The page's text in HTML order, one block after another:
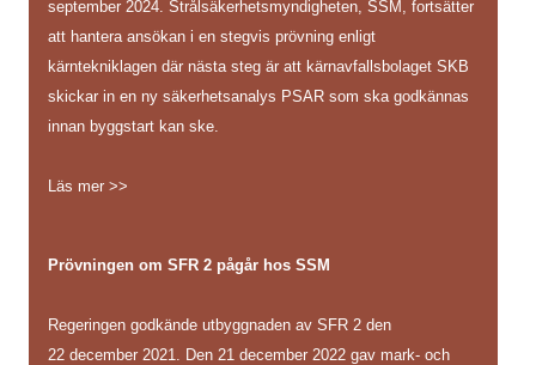
september 2024. Strålsäkerhetsmyndigheten, SSM, fortsätter
att hantera ansökan i en stegvis prövning enligt
kärntekniklagen där nästa steg är att kärnavfallsbolaget SKB
skickar in en ny säkerhetsanalys PSAR som ska godkännas
innan byggstart kan ske.
Läs mer >>
Prövningen om SFR 2 pågår hos SSM
Regeringen godkände utbyggnaden av SFR 2 den
22 december 2021. Den 21 december 2022 gav mark- och